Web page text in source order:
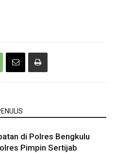
di Polres Bengkulu
Pimpin Sertijab